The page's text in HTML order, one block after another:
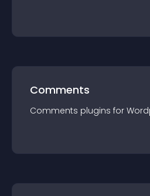
Comments
Comments plugins for